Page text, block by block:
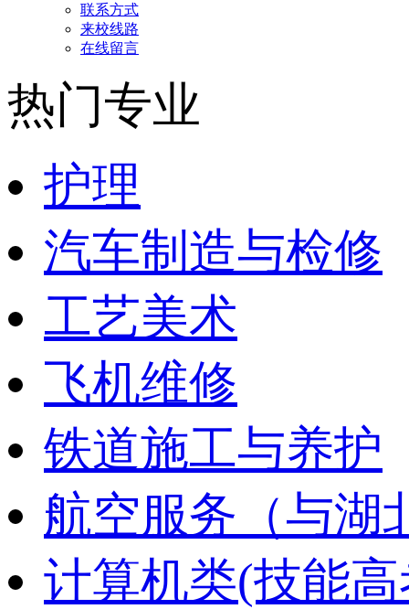
联系方式
来校线路
在线留言
热门专业
护理
汽车制造与检修
工艺美术
飞机维修
铁道施工与养护
航空服务（与湖
计算机类(技能